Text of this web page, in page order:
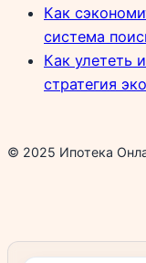
Как
система
Как улететь
стратегия
© 2025 Ипотека